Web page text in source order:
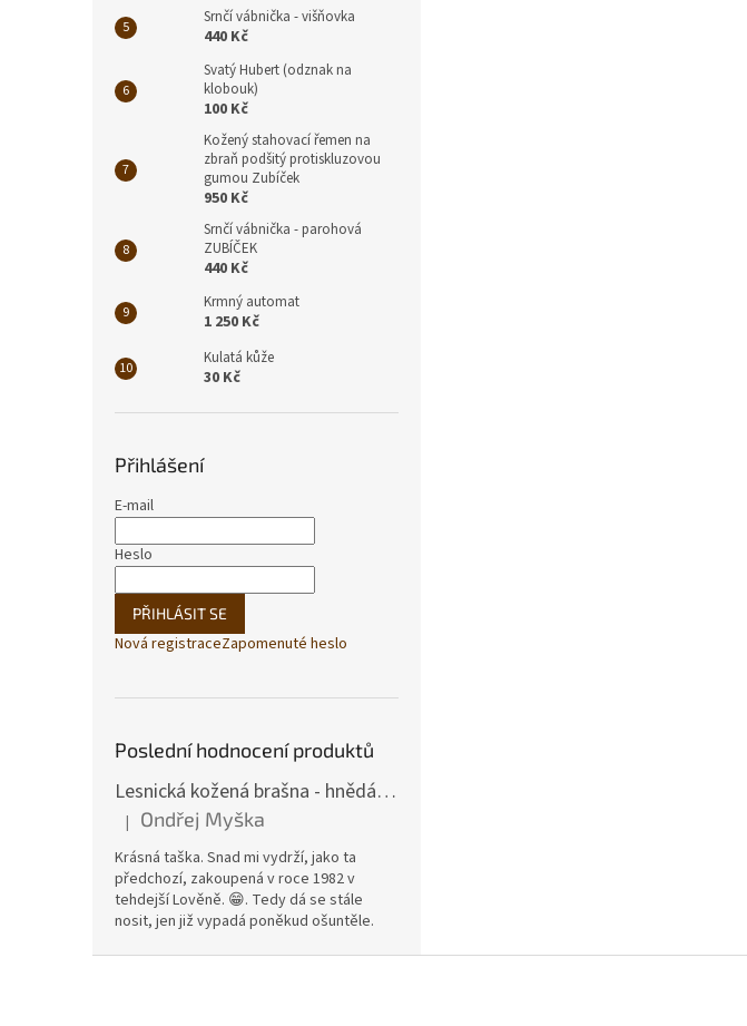
Srnčí vábnička - višňovka
440 Kč
Svatý Hubert (odznak na
klobouk)
100 Kč
Kožený stahovací řemen na
zbraň podšitý protiskluzovou
gumou Zubíček
950 Kč
Srnčí vábnička - parohová
ZUBÍČEK
440 Kč
Krmný automat
1 250 Kč
Kulatá kůže
30 Kč
Přihlášení
E-mail
Heslo
PŘIHLÁSIT SE
Nová registraceZapomenuté heslo
Poslední hodnocení produktů
Lesnická kožená brašna - hnědá hovězina
Hodnocení produktu je 5 z 5 hvězdiček.
| Ondřej Myška
Krásná taška. Snad mi vydrží, jako ta
předchozí, zakoupená v roce 1982 v
tehdejší Lověně. 😁. Tedy dá se stále
nosit, jen již vypadá poněkud ošuntěle.